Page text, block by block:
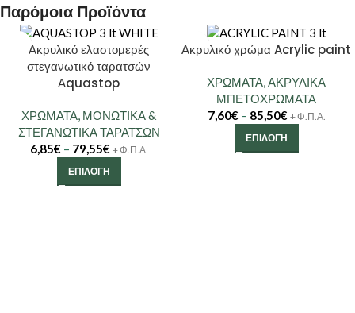
Παρόμοια Προϊόντα
Ακρυλικό ελαστομερές
στεγανωτικό ταρατσών
Αquastop
ΧΡΩΜΑΤΑ, ΜΟΝΩΤΙΚΑ &
ΣΤΕΓΑΝΩΤΙΚΑ ΤΑΡΑΤΣΩΝ
6,85€ – 79,55€ + Φ.Π.Α.
ΕΠΙΛΟΓΉ
Ακρυλικό χρώμα Acrylic paint
ΧΡΩΜΑΤΑ,ΑΚΡΥΛΙΚΑ
ΜΠΕΤΟΧΡΩΜΑΤΑ
7,60€ – 85,50€ + Φ.Π.Α.
ΕΠΙΛΟΓΉ